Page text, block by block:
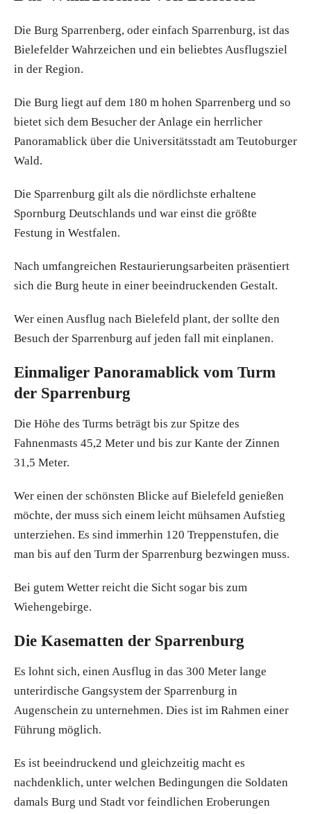
Die Burg Sparrenberg, oder einfach Sparrenburg, ist das
Bielefelder Wahrzeichen und ein beliebtes Ausflugs­ziel
in der Region.
Die Burg liegt auf dem 180 m hohen Sparrenberg und so
bietet sich dem Besucher der Anlage ein herrlicher
Panoramablick über die Universitätsstadt am Teutoburger
Wald.
Die Sparrenburg gilt als die nördlichste erhaltene
Spornburg Deutschlands und war einst die größte
Festung in Westfalen.
Nach umfangreichen Restaurierungsarbeiten präsentiert
sich die Burg heute in einer beeindruckenden Gestalt.
Wer einen Ausflug nach Bielefeld plant, der sollte den
Besuch der Sparrenburg auf jeden fall mit einplanen.
Einmaliger Panoramablick vom Turm
der Sparrenburg
Die Höhe des Turms beträgt bis zur Spitze des
Fahnenmasts 45,2 Meter und bis zur Kante der Zinnen
31,5 Meter.
Wer einen der schönsten Blicke auf Bielefeld genießen
möchte, der muss sich einem leicht mühsamen Aufstieg
unterziehen. Es sind immerhin 120 Treppenstufen, die
man bis auf den Turm der Sparrenburg bezwingen muss.
Bei gutem Wetter reicht die Sicht sogar bis zum
Wiehengebirge.
Die Kasematten der Sparrenburg
Es lohnt sich, einen Ausflug in das 300 Meter lange
unterirdische Gangsystem der Sparrenburg in
Augenschein zu unternehmen. Dies ist im Rahmen einer
Führung möglich.
Es ist beeindruckend und gleichzeitig macht es
nachdenklich, unter welchen Bedingungen die Soldaten
damals Burg und Stadt vor feindlichen Eroberungen